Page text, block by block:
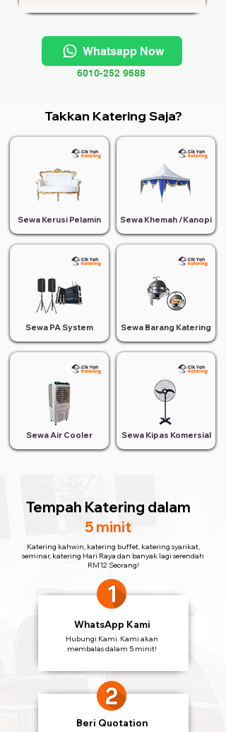
Whatsapp Now
6010-252 9688
Takkan Katering Saja?
Sewa Kerusi Pelamin
Sewa PA System
Sewa Air Cooler
Sewa Khemah /Kanopi
Sewa Barang Katering
Sewa Kipas Komersial
Tempah Katering dalam
5 minit
Katering kahwin, katering buffet, katering syarikat,
seminar, katering Hari Raya dan banyak lagi serendah
RM12 Seorang!
WhatsApp Kami
Hubungi Kami. Kami akan
membalas dalam 5 minit!
Beri Quotation